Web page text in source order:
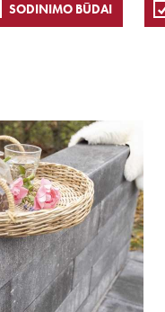
SODINIMO BŪDAI